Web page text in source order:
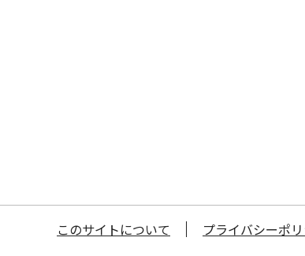
このサイトについて プライバシーポ